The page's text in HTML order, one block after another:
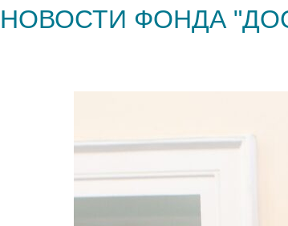
НОВОСТИ ФОНДА